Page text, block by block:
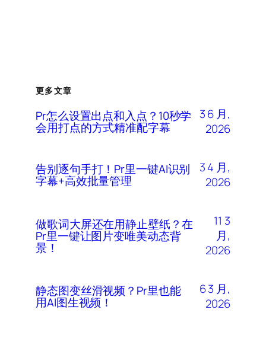
更多文章
Pr怎么设置出点和入点？10秒学
会用打点的方式精准配字幕
3 6 月,
2026
告别逐句手打！Pr里一键AI识别
字幕+高效批量管理
3 4 月,
2026
做歌词大屏还在用静止壁纸？在
Pr里一键让图片变唯美动态背
景！
11 3
月,
2026
静态图变丝滑视频？Pr里也能
用AI图生视频！
6 3 月,
2026